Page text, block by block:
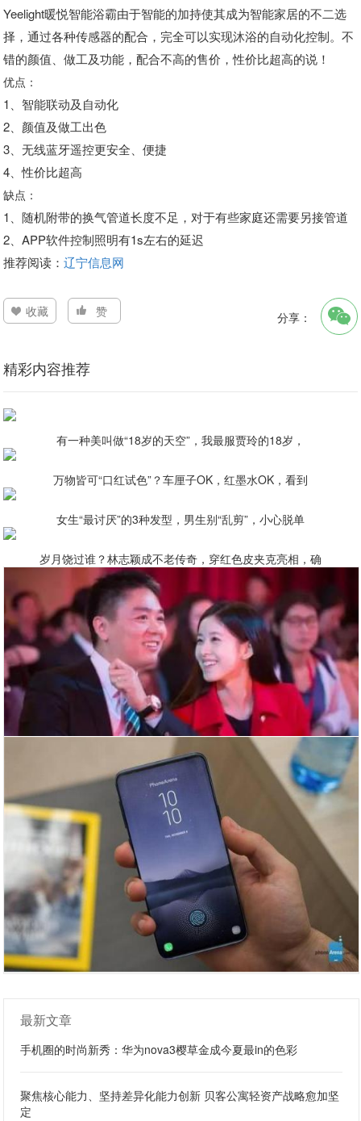
Yeelight暖悦智能浴霸由于智能的加持使其成为智能家居的不二选
择，通过各种传感器的配合，完全可以实现沐浴的自动化控制。不
错的颜值、做工及功能，配合不高的售价，性价比超高的说！
优点：
1、智能联动及自动化
2、颜值及做工出色
3、无线蓝牙遥控更安全、便捷
4、性价比超高
缺点：
1、随机附带的换气管道长度不足，对于有些家庭还需要另接管道
2、APP软件控制照明有1s左右的延迟
推荐阅读：辽宁信息网
收藏 赞 分享：
精彩内容推荐
有一种美叫做“18岁的天空”，我最服贾玲的18岁，
万物皆可“口红试色”？车厘子OK，红墨水OK，看到
女生“最讨厌”的3种发型，男生别“乱剪”，小心脱单
岁月饶过谁？林志颖成不老传奇，穿红色皮夹克亮相，确
最新文章
手机圈的时尚新秀：华为nova3樱草金成今夏最in的色彩
聚焦核心能力、坚持差异化能力创新 贝客公寓轻资产战略愈加坚
定